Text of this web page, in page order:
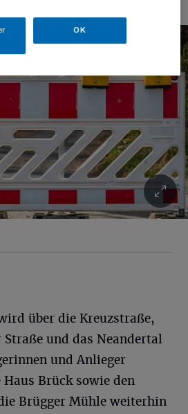
über die Kreuzstraße,
Straße und das Neandertal
und Anlieger
Brück sowie den
Brügger Mühle weiterhin
OK